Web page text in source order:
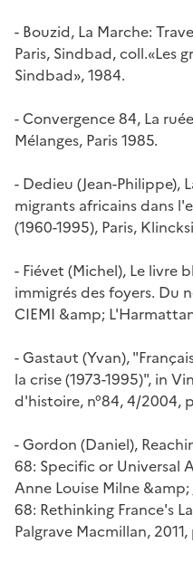
- Bouzid, La Marche:
Paris, Sindbad, coll.«Les
Sindbad», 1984.
- Convergence 84, La
Mélanges, Paris 1985.
- Dedieu (Jean-Philippe),
migrants africains dans
(1960-1995), Paris,
- Fiévet (Michel), Le livre
immigrés des foyers. Du
CIEMI &amp;
- Gastaut (Yvan),
la crise (1973-1995)", in
d'histoire, n°84, 4/2004,
- Gordon (Daniel),
68: Specific or Universal
Anne Louise Milne &amp;
68: Rethinking France's
Palgrave Macmillan,